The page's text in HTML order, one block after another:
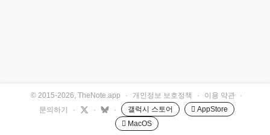
© 2015-2026, TheNote.app · 개인정보 보호정책 · 이용 약관
·
문의하기
· · · 갤럭시 스토어
 AppStore
 MacOS